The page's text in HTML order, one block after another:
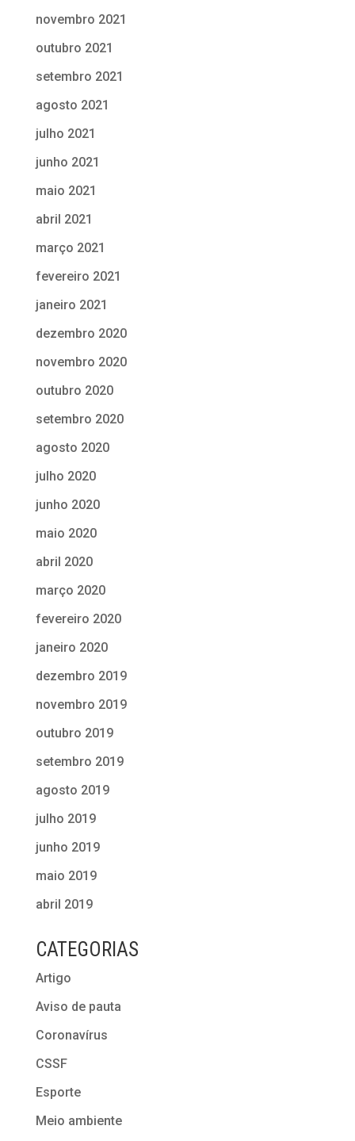
novembro 2021
outubro 2021
setembro 2021
agosto 2021
julho 2021
junho 2021
maio 2021
abril 2021
março 2021
fevereiro 2021
janeiro 2021
dezembro 2020
novembro 2020
outubro 2020
setembro 2020
agosto 2020
julho 2020
junho 2020
maio 2020
abril 2020
março 2020
fevereiro 2020
janeiro 2020
dezembro 2019
novembro 2019
outubro 2019
setembro 2019
agosto 2019
julho 2019
junho 2019
maio 2019
abril 2019
CATEGORIAS
Artigo
Aviso de pauta
Coronavírus
CSSF
Esporte
Meio ambiente